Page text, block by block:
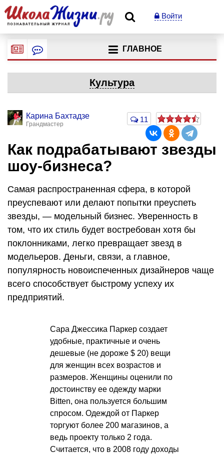
Войти
ГЛАВНОЕ
Культура
Карина Бахтадзе
Грандмастер
11
Как подрабатывают звезды
шоу-бизнеса?
Самая распространенная сфера, в которой
преуспевают или делают попытки преуспеть
звезды, — модельный бизнес. Уверенность в
том, что их стиль будет востребован хотя бы
поклонниками, легко превращает звезд в
модельеров. Деньги, связи, а главное,
популярность новоиспеченных дизайнеров чаще
всего способствует быстрому успеху их
предприятий.
Сара Джессика Паркер создает
удобные, практичные и очень
дешевые (не дороже $ 20) вещи
для женщин всех возрастов и
размеров. Женщины оценили по
достоинству ее одежду марки
Bitten, она пользуется большим
спросом. Одеждой от Паркер
торгуют более 200 магазинов, а
ведь проекту только 2 года.
Считается, что в 2008 году доходы